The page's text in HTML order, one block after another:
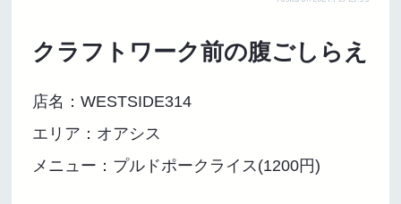
クラフトワーク前の腹ごしらえ
店名：WESTSIDE314
エリア：オアシス
メニュー：プルドポークライス(1200円)